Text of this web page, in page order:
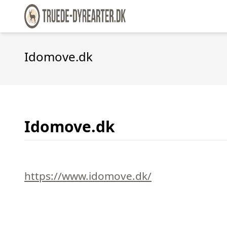
Idomove.dk
Idomove.dk
https://www.idomove.dk/